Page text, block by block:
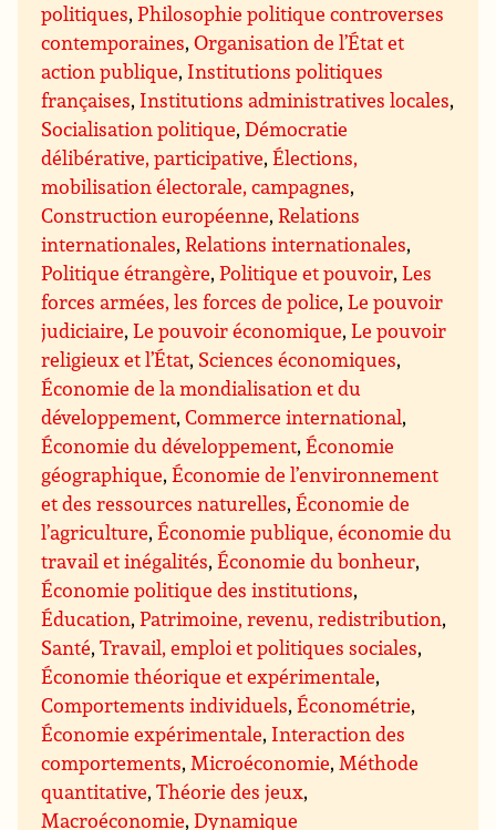
politiques,Philosophie politique controverses
contemporaines,Organisation de l’État et
action publique, Institutions politiques
françaises, Institutions administratives locales,
Socialisation politique,Démocratie
délibérative, participative,Élections,
mobilisation électorale, campagnes,
Construction européenne,Relations
internationales,Relations internationales,
Politique étrangère,Politique et pouvoir,Les
forces armées, les forces de police,Le pouvoir
judiciaire,Le pouvoir économique,Le pouvoir
religieux et l’État, Sciences économiques,
Économie de la mondialisation et du
développement,Commerce international,
Économie du développement,Économie
géographique,Économie de l’environnement
et des ressources naturelles,Économie de
l’agriculture,Économie publique, économie du
travail et inégalités,Économie du bonheur,
Économie politique des institutions,
Éducation,Patrimoine, revenu, redistribution,
Santé,Travail, emploi et politiques sociales,
Économie théorique et expérimentale,
Comportements individuels,Économétrie,
Économie expérimentale, Interaction des
comportements, Microéconomie, Méthode
quantitative,Théorie des jeux,
Macroéconomie,Dynamique